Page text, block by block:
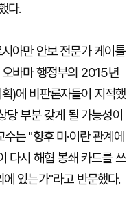
다.
아만 안보 전문가 케이틀
바마 행정부의 2015년
)에 비판론자들이 지적했
부분 갖게 될 가능성이
는 "향후 미·이란 관계에
다시 해협 봉쇄 카드를 쓰
있는가"라고 반문했다.